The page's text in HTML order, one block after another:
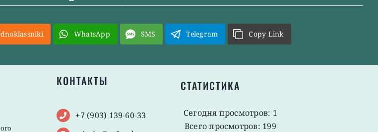
WhatsApp SMS Telegram Copy Link
КОНТАКТЫ
+7 (903) 139-60-33
СТАТИСТИКА
Сегодня просмотров: 1
Всего просмотров: 199